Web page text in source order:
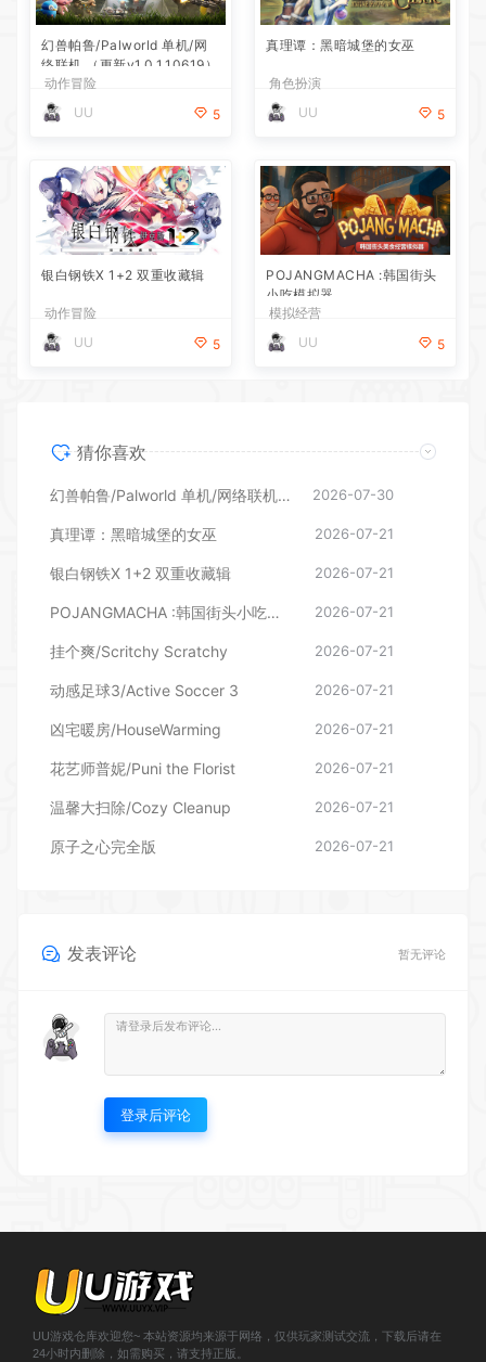
幻兽帕鲁/Palworld 单机/网
络联机 （更新v1.0.1.10619）
动作冒险
UU
5
真理谭：黑暗城堡的女巫
角色扮演
UU
5
银白钢铁X 1+2 双重收藏辑
动作冒险
UU
5
POJANGMACHA :韩国街头
小吃模拟器
模拟经营
UU
5
猜你喜欢
幻兽帕鲁/Palworld 单机/网络联机 （更新v1.0.1.10619） 2026-07-30
真理谭：黑暗城堡的女巫 2026-07-21
银白钢铁X 1+2 双重收藏辑 2026-07-21
POJANGMACHA :韩国街头小吃模拟器 2026-07-21
挂个爽/Scritchy Scratchy 2026-07-21
动感足球3/Active Soccer 3 2026-07-21
凶宅暖房/HouseWarming 2026-07-21
花艺师普妮/Puni the Florist 2026-07-21
温馨大扫除/Cozy Cleanup 2026-07-21
原子之心完全版 2026-07-21
发表评论 暂无评论
登录后评论
UU游戏仓库欢迎您~ 本站资源均来源于网络，仅供玩家测试交流，下载后请在
24小时内删除，如需购买，请支持正版。